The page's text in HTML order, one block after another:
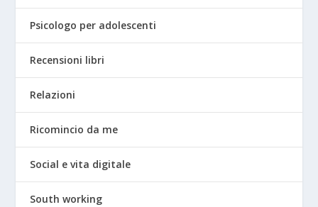
Psicologo per adolescenti
Recensioni libri
Relazioni
Ricomincio da me
Social e vita digitale
South working